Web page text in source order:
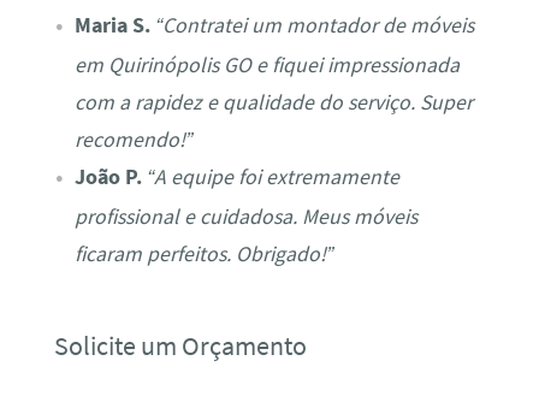
Maria S. “Contratei um montador de móveis
em Quirinópolis GO e fiquei impressionada
com a rapidez e qualidade do serviço. Super
recomendo!”
João P. “A equipe foi extremamente
profissional e cuidadosa. Meus móveis
ficaram perfeitos. Obrigado!”
Solicite um Orçamento